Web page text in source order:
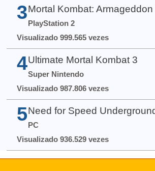
3 Mortal Kombat: Armageddon
PlayStation 2
Visualizado 999.565 vezes
4 Ultimate Mortal Kombat 3
Super Nintendo
Visualizado 987.806 vezes
5 Need for Speed
PC
Visualizado 936.529 vezes